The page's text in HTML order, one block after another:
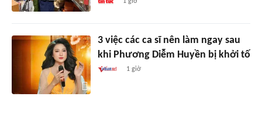
3 việc các ca sĩ nên làm ngay sau
khi Phương Diễm Huyền bị khởi tố
1 giờ